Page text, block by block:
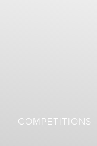
COMPETITIONS